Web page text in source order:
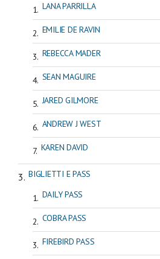
LANA PARRILLA
EMILIE DE RAVIN
REBECCA MADER
SEAN MAGUIRE
JARED GILMORE
ANDREW J WEST
KAREN DAVID
BIGLIETTI E PASS
DAILY PASS
COBRA PASS
FIREBIRD PASS